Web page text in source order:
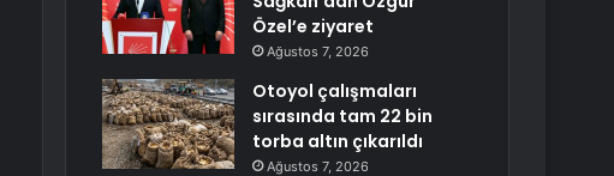
Özel’e ziyaret
Ağustos 7, 2026
Otoyol çalışmaları
sırasında tam 22 bin
torba altın çıkarıldı
Ağustos 7, 2026